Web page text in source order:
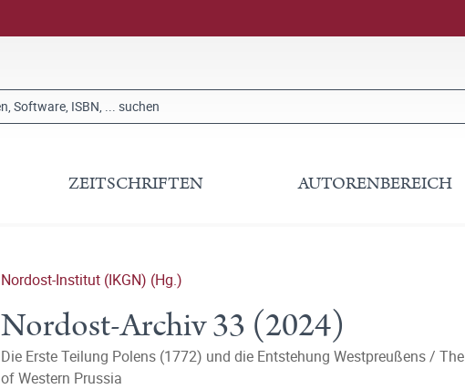
ZEITSCHRIFTEN AUTORENBEREICH
Nordost-Institut (IKGN) (Hg.)
Nordost-Archiv 33 (2024)
Die Erste Teilung Polens (1772) und die Entstehung Westpreußens /
of Western Prussia